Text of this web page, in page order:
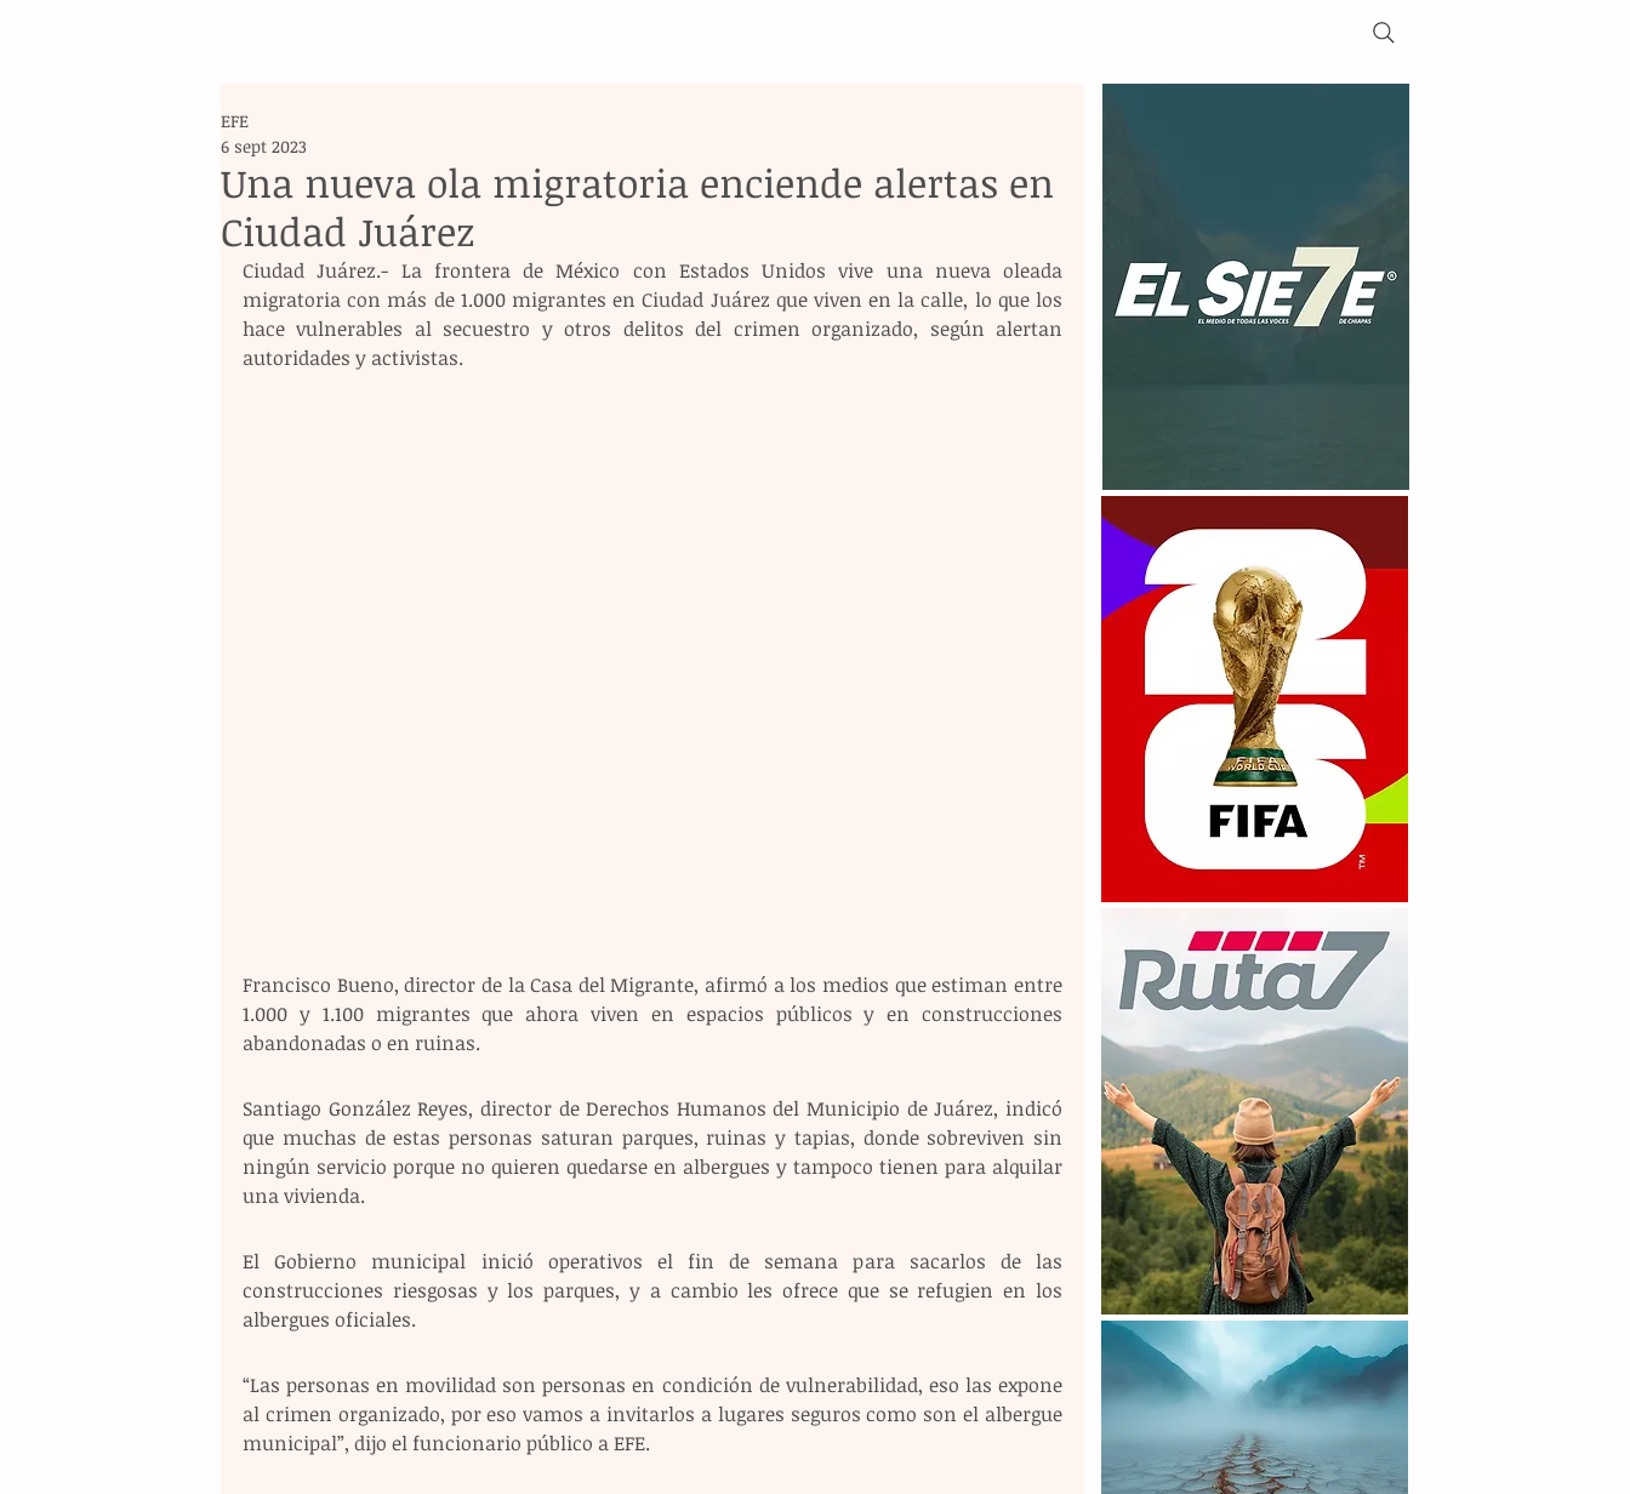
Una nueva ola migratoria enciende alertas en
Ciudad Juárez
EFE
6 sept 2023
Ciudad Juárez.- La frontera de México con Estados Unidos vive una nueva oleada
migratoria con más de 1.000 migrantes en Ciudad Juárez que viven en la calle, lo que los
hace vulnerables al secuestro y otros delitos del crimen organizado, según alertan
autoridades y activistas.
Francisco Bueno, director de la Casa del Migrante, afirmó a los medios que estiman entre
1.000 y 1.100 migrantes que ahora viven en espacios públicos y en construcciones
abandonadas o en ruinas.
Santiago González Reyes, director de Derechos Humanos del Municipio de Juárez, indicó
que muchas de estas personas saturan parques, ruinas y tapias, donde sobreviven sin
ningún servicio porque no quieren quedarse en albergues y tampoco tienen para alquilar
una vivienda.
El Gobierno municipal inició operativos el fin de semana para sacarlos de las
construcciones riesgosas y los parques, y a cambio les ofrece que se refugien en los
albergues oficiales.
“Las personas en movilidad son personas en condición de vulnerabilidad, eso las expone
al crimen organizado, por eso vamos a invitarlos a lugares seguros como son el albergue
municipal”, dijo el funcionario público a EFE.